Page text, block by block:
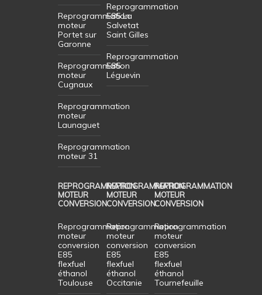
Reprogrammation
moteur
Portet sur
Garonne
Reprogrammation
moteur
Cugnaux
Reprogrammation
moteur
Launaguet
Reprogrammation
moteur 31
Reprogrammation
E85 La
Salvetat
Saint Gilles
Reprogrammation
E85
Léguevin
REPROGRAMMATION
MOTEUR
CONVERSION
Reprogrammation
moteur
conversion
E85
flexfuel
éthanol
Toulouse
REPROGRAMMATION
MOTEUR
CONVERSION
Reprogrammation
moteur
conversion
E85
flexfuel
éthanol
Occitanie
REPROGRAMMATION
MOTEUR
CONVERSION
Reprogrammation
moteur
conversion
E85
flexfuel
éthanol
Tournefeuille